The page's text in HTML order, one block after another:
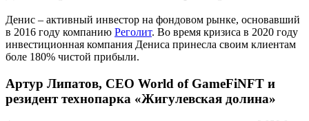
Денис – активный инвестор на фондовом рынке, основавший
в 2016 году компанию Реголит. Во время кризиса в 2020 году
инвестиционная компания Дениса принесла своим клиентам
боле 180% чистой прибыли.
Артур Липатов, CEO World of GameFiNFT и
резидент технопарка «Жигулевская долина»